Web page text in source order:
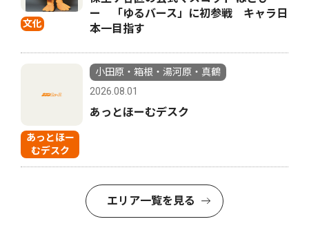
文化
ー 「ゆるバース」に初参戦 キャラ日
本一目指す
あっとほー
むデスク
小田原・箱根・湯河原・真鶴
2026.08.01
あっとほーむデスク
エリア一覧を見る